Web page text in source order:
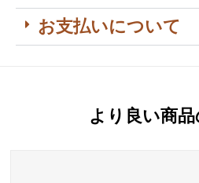
お支払いについて
より良い商